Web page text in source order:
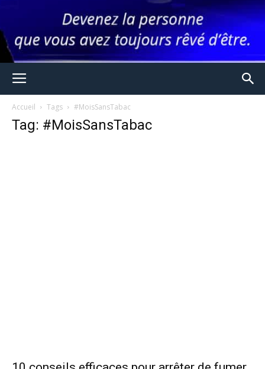
Accueil Tags #MoisSansTabac
Tag: #MoisSansTabac